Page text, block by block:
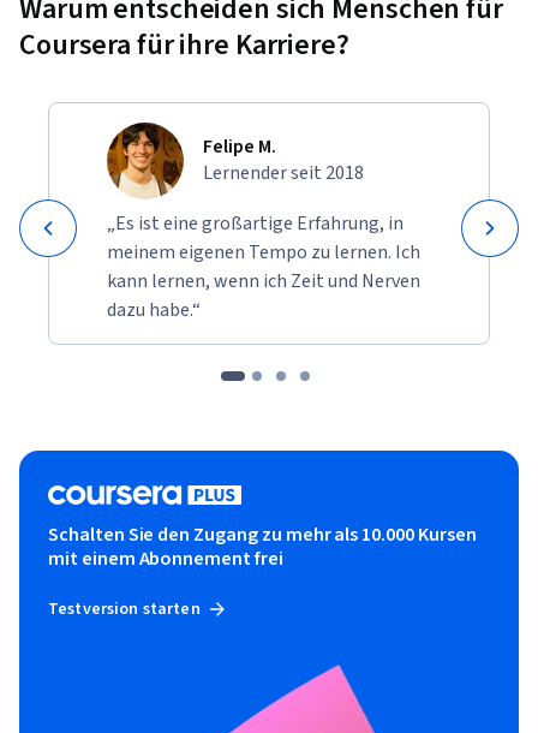
Warum entscheiden sich Menschen für
Coursera für ihre Karriere?
Felipe M.
Lernender seit 2018
„Es ist eine großartige Erfahrung, in
meinem eigenen Tempo zu lernen. Ich
kann lernen, wenn ich Zeit und Nerven
dazu habe.“
Schalten Sie den Zugang zu mehr als 10.000 Kursen
mit einem Abonnement frei
Testversion starten